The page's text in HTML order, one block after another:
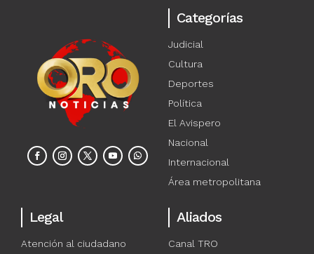
Categorías
Judicial
Cultura
Deportes
Política
El Avispero
Nacional
Internacional
Área metropolitana
Legal
Atención al ciudadano
Aliados
Canal TRO